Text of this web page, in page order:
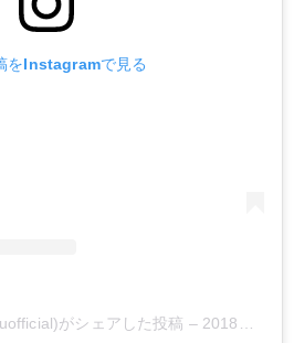
をInstagramで見る
がシェアした投稿 – 2018年 4月月30日午前10時52分PDT